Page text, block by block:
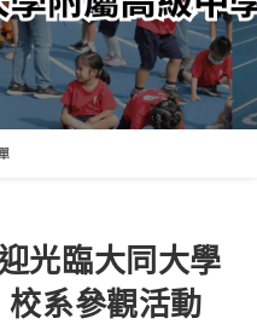
光臨大同大學
系參觀活動